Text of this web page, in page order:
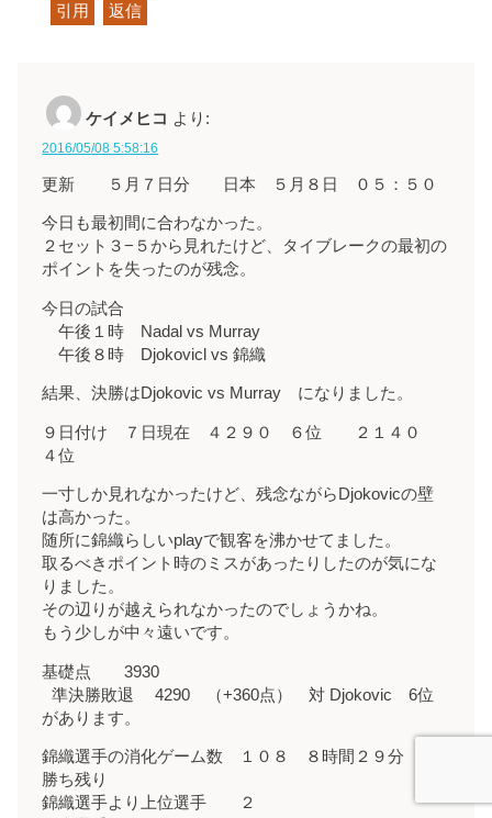
引用 返信
ケイメヒコ より:
2016/05/08 5:58:16
更新 ５月７日分 日本 ５月８日 ０５：５０
今日も最初間に合わなかった。
２セット３−５から見れたけど、タイブレークの最初の
ポイントを失ったのが残念。
今日の試合
午後１時 Nadal vs Murray
午後８時 Djokovicl vs 錦織
結果、決勝はDjokovic vs Murray になりました。
９日付け ７日現在 ４２９０ ６位 ２１４０
４位
一寸しか見れなかったけど、残念ながらDjokovicの壁
は高かった。
随所に錦織らしいplayで観客を沸かせてました。
取るべきポイント時のミスがあったりしたのが気にな
りました。
その辺りが越えられなかったのでしょうかね。
もう少しが中々遠いです。
基礎点 3930
準決勝敗退 4290 （+360点） 対 Djokovic 6位
があります。
錦織選手の消化ゲーム数 １０８ ８時間２９分
勝ち残り
錦織選手より上位選手 ２